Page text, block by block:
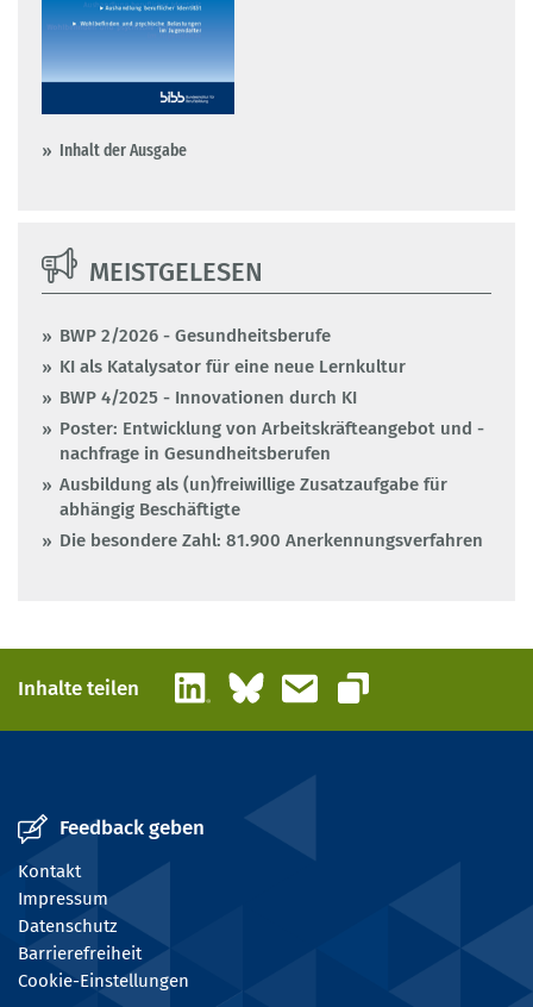
Inhalt der Ausgabe
MEISTGELESEN
BWP 2/2026 - Gesundheitsberufe
KI als Katalysator für eine neue Lernkultur
BWP 4/2025 - Innovationen durch KI
Poster: Entwicklung von Arbeitskräfteangebot und -
nachfrage in Gesundheitsberufen
Ausbildung als (un)freiwillige Zusatzaufgabe für
abhängig Beschäftigte
Die besondere Zahl: 81.900 Anerkennungsverfahren
Inhalte teilen LinkedInBlueskyE-Mail
Link kopieren
Feedback geben
Kontakt
Impressum
Datenschutz
Barrierefreiheit
Cookie-Einstellungen